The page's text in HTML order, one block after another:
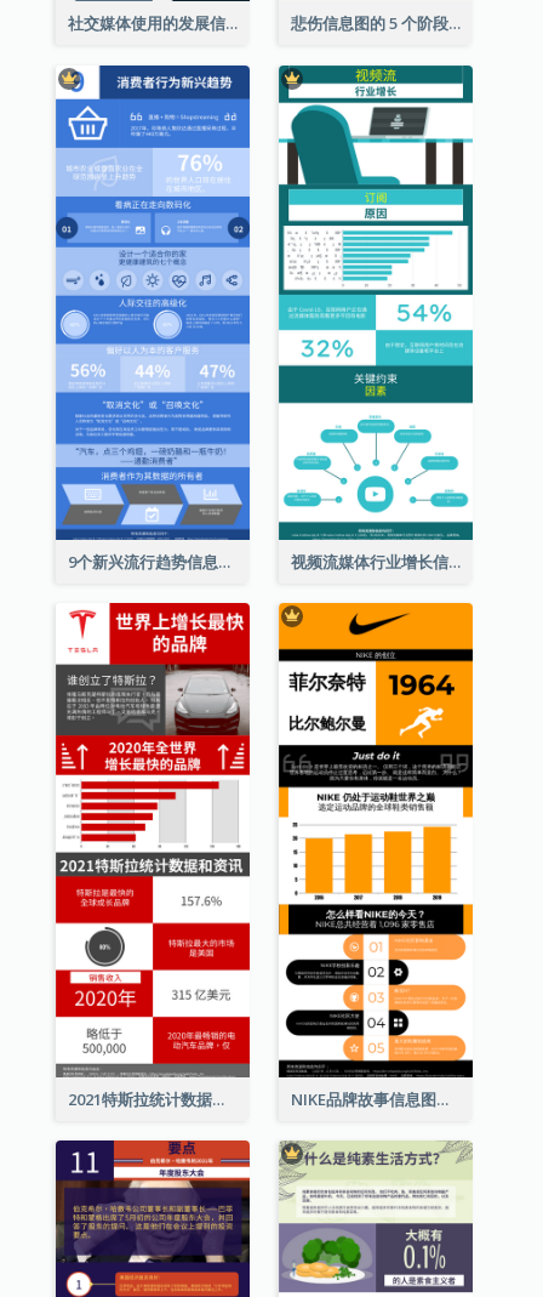
社交媒体使用的发展信息图表 悲伤信息图的 5 个阶段（附解释）
9个新兴流行趋势信息图表 视频流媒体行业增长信息图表
2021特斯拉统计数据和资讯信息图表 NIKE品牌故事信息图表